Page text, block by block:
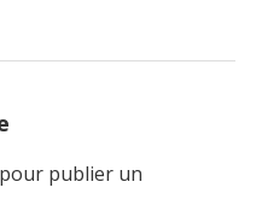
pour publier un